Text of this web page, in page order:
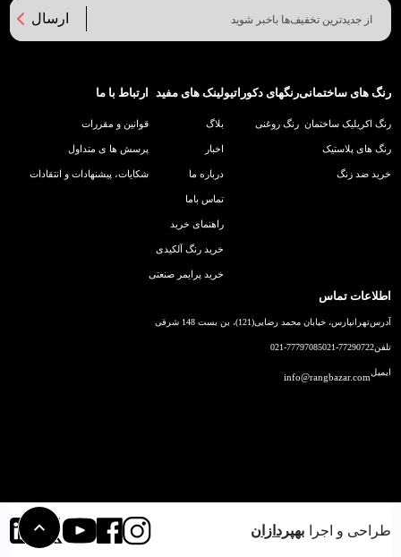
ارسال
رنگ های ساختمانی
رنگ اکریلیک ساختمان
رنگ های پلاستیک
خرید ضد زنگ
رنگهای دکوراتیو
رنگ روغنی
لینک های مفید
بلاگ
اخبار
درباره ما
تماس باما
راهنمای خرید
خرید رنگ آلکیدی
خرید پرایمر صنعتی
ارتباط با ما
قوانین و مقررات
پرسش ها ی متداول
شکایات، پیشنهادات و انتقادات
اطلاعات تماس
آدرستهرانپارس، خیابان محمد رضایی(121)، بن بست 148 شرقی
تلفن021-77290722
021-77797085
ایمیلinfo@rangbazar.com
طراحی و اجرا بهپردازان